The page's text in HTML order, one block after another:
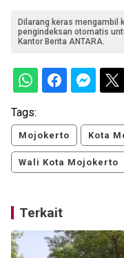
Dilarang keras mengambil
pengindeksan otomatis
Kantor Berita ANTARA.
Tags:
Mojokerto Kota
Wali Kota Mojokerto
Terkait